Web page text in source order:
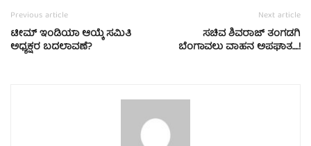
Previous article
ಟೀಮ್ ಇಂಡಿಯಾ ಆಯ್ಕೆ ಸಮಿತಿ
ಅಧ್ಯಕ್ಷರ ಬದಲಾವಣೆ?
Next article
ಸಚಿವ ಶಿವರಾಜ್‌ ತಂಗಡಗಿ
ಬೆಂಗಾವಲು ವಾಹನ ಅಪಘಾತ….!